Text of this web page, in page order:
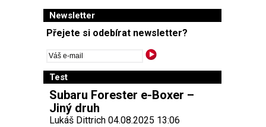
Newsletter
Přejete si odebírat newsletter?
Test
Subaru Forester e-Boxer –
Jiný druh
Lukáš Dittrich 04.08.2025 13:06